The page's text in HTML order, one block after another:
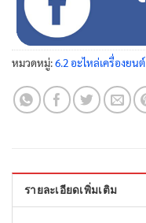
หมวดหมู่:6.2 อะไหล่เครื่องยนต์
รายละเอียดเพิ่มเติม